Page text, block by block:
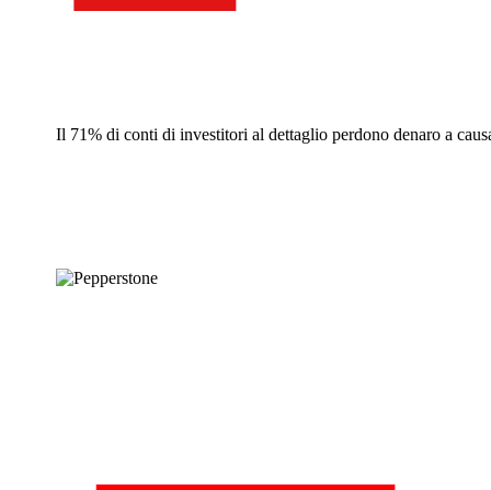
Il 71% di conti di investitori al dettaglio perdono denaro a